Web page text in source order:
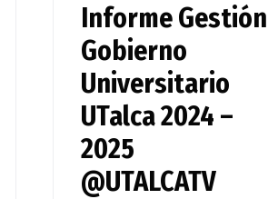
Informe Gestión
Gobierno
Universitario
UTalca 2024 –
2025
@UTALCATV